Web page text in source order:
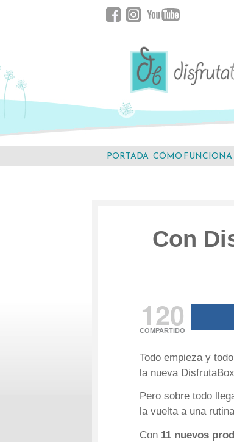
Facebook
Instagram
YouTube
PORTADA CÓMO FUNCIONA
Con
120
COMPARTIDO
Todo empieza y
la nueva
Pero sobre todo
la vuelta a una
Con 11 nuevos